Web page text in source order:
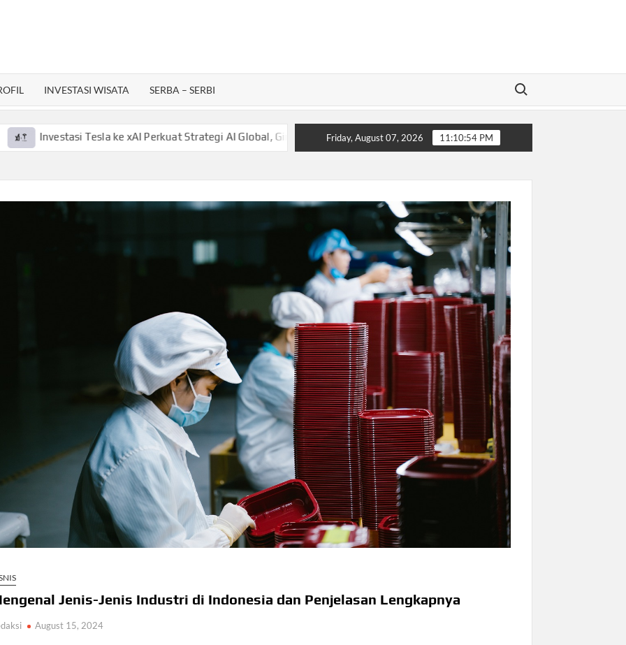
INVESTASI WISATA SERBA – SERBI
Search for:
Tesla ke xAI Perkuat Strategi AI Global, Gini Laporannya! Sip! Buronan Investasi Bodong asal Bungo Jambi
Friday, August 07, 2026 11:10:54 PM
Jenis-Jenis Industri di Indonesia dan Penjelasan Lengkapnya
August 15, 2024